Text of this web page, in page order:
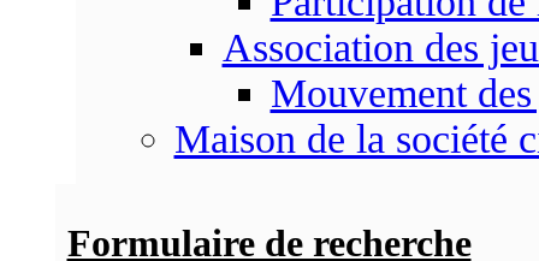
Association des
Mouvement
Maison de la société
Formulaire de recherche